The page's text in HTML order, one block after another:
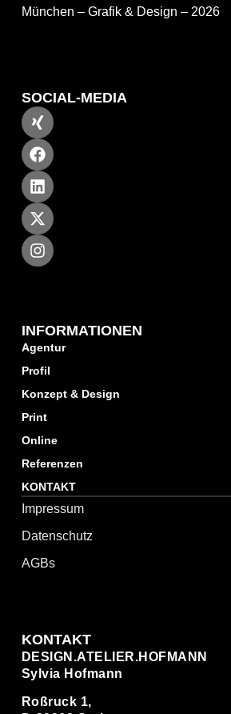
München – Grafik & Design – 2026
INFORMATIONEN
Agentur
Profil
Konzept & Design
Print
Online
Referenzen
KONTAKT
Impressum
Datenschutz
AGBs
KONTAKT
DESIGN.ATELIER.HOFMANN
Sylvia Hofmann
Roßruck 1,
SOCIAL-MEDIA